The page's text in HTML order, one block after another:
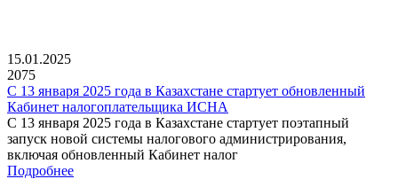
15.01.2025
2075
С 13 января 2025 года в Казахстане стартует обновленный
Кабинет налогоплательщика ИСНА
С 13 января 2025 года в Казахстане стартует поэтапный
запуск новой системы налогового администрирования,
включая обновленный Кабинет налог
Подробнее